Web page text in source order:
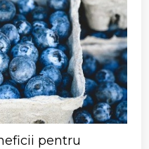
pentru